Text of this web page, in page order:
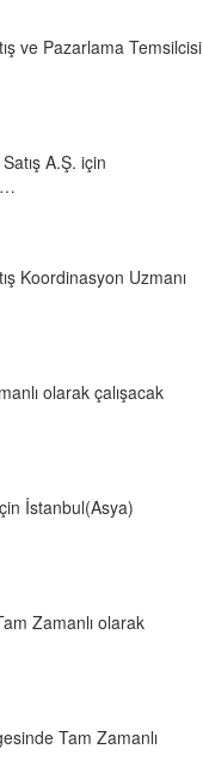
ve Pazarlama Temsilcisi
A.Ş. için
…
Koordinasyon Uzmanı
olarak çalışacak
İstanbul(Asya)
Zamanlı olarak
Tam Zamanlı